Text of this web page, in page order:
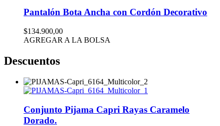
Pantalón Bota Ancha con Cordón Decorativo
$134.900,00
AGREGAR A LA BOLSA
Descuentos
Conjunto Pijama Capri Rayas Caramelo
Dorado.